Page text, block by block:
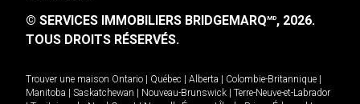
© SERVICES IMMOBILIERS BRIDGEMARQMD, 2026.
TOUS DROITS RÉSERVÉS.
Trouver une maison Ontario Québec Alberta Colombie-Britannique
Manitoba
Saskatchewan Nouveau-Brunswick
Terre-Neuve-et-Labrador